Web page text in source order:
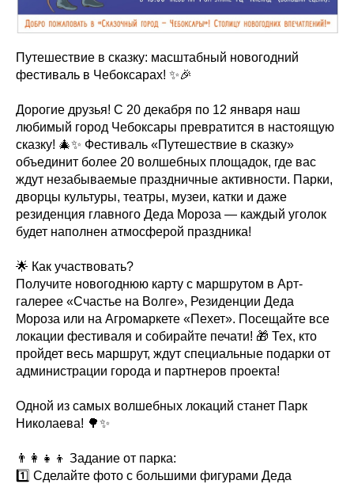
Путешествие в сказку: масштабный новогодний
фестиваль в Чебоксарах! ✨🎉
Дорогие друзья! С 20 декабря по 12 января наш
любимый город Чебоксары превратится в настоящую
сказку! 🎄✨ Фестиваль «Путешествие в сказку»
объединит более 20 волшебных площадок, где вас
ждут незабываемые праздничные активности. Парки,
дворцы культуры, театры, музеи, катки и даже
резиденция главного Деда Мороза — каждый уголок
будет наполнен атмосферой праздника!
🌟 Как участвовать?
Получите новогоднюю карту с маршрутом в Арт-
галерее «Счастье на Волге», Резиденции Деда
Мороза или на Агромаркете «Пехет». Посещайте все
локации фестиваля и собирайте печати! 🎁 Тех, кто
пройдет весь маршрут, ждут специальные подарки от
администрации города и партнеров проекта!
Одной из самых волшебных локаций станет Парк
Николаева! 🌳✨
👨‍👩‍👧‍👦 Задание от парка:
1️⃣ Сделайте фото с большими фигурами Деда